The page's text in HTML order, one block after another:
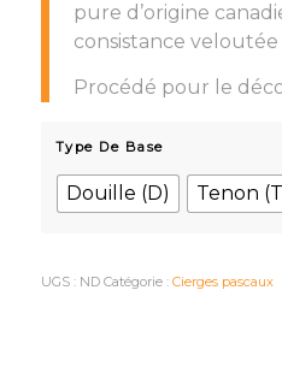
pure d’origine
consistance
Procédé pour le
Type De Base
Douille (D) Tenon
UGS : ND Catégorie : Cierges pascaux